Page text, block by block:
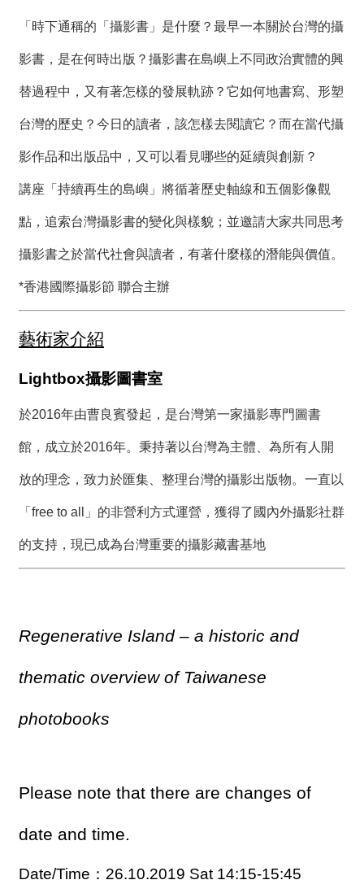
華
友
絡
們
站
覽
「時下通稱的「攝影書」是什麼？最早一本關於台灣的攝
影書，是在何時出版？攝影書在島嶼上不同政治實體的興
替過程中，又有著怎樣的發展軌跡？它如何地書寫、形塑
台灣的歷史？今日的讀者，該怎樣去閱讀它？而在當代攝
影作品和出版品中，又可以看見哪些的延續與創新？
講座「持續再生的島嶼」將循著歷史軸線和五個影像觀
點，追索台灣攝影書的變化與樣貌；並邀請大家共同思考
攝影書之於當代社會與讀者，有著什麼樣的潛能與價值。
*香港國際攝影節 聯合主辦
藝術家介紹
Lightbox攝影圖書室
於2016年由曹良賓發起，是台灣第一家攝影專門圖書
館，成立於2016年。秉持著以台灣為主體、為所有人開
放的理念，致力於匯集、整理台灣的攝影出版物。一直以
「free to all」的非營利方式運營，獲得了國內外攝影社群
的支持，現已成為台灣重要的攝影藏書基地
Regenerative Island – a historic and
thematic overview of Taiwanese
photobooks
Please note that there are changes of
date and time.
Date/Time：26.10.2019 Sat 14:15-15:45